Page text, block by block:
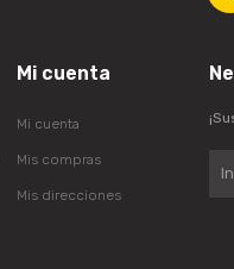
Mi cuenta
Mi cuenta
Mis compras
Mis direcciones